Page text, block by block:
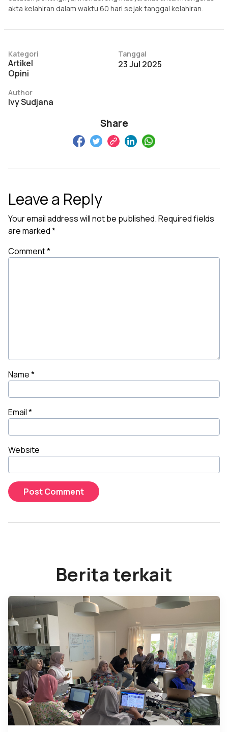
akta kelahiran dalam waktu 60 hari sejak tanggal kelahiran.
Kategori
Artikel
Opini
Tanggal
23 Jul 2025
Author
Ivy Sudjana
Share
Leave a Reply
Your email address will not be published.Required fields
are marked*
Comment*
Name*
Email*
Website
Berita terkait